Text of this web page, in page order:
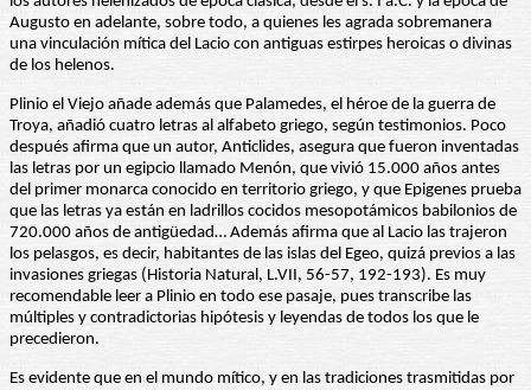
Augusto en adelante, sobre todo, a quienes les agrada sobremanera
una vinculación mítica del Lacio con antiguas estirpes heroicas o divinas
de los helenos.
Plinio el Viejo añade además que Palamedes, el héroe de la guerra de
Troya, añadió cuatro letras al alfabeto griego, según testimonios. Poco
después afirma que un autor, Anticlides, asegura que fueron inventadas
las letras por un egipcio llamado Menón, que vivió 15.000 años antes
del primer monarca conocido en territorio griego, y que Epigenes prueba
que las letras ya están en ladrillos cocidos mesopotámicos babilonios de
720.000 años de antigüedad… Además afirma que al Lacio las trajeron
los pelasgos, es decir, habitantes de las islas del Egeo, quizá previos a las
invasiones griegas (Historia Natural, L.VII, 56-57, 192-193). Es muy
recomendable leer a Plinio en todo ese pasaje, pues transcribe las
múltiples y contradictorias hipótesis y leyendas de todos los que le
precedieron.
Es evidente que en el mundo mítico, y en las tradiciones trasmitidas por